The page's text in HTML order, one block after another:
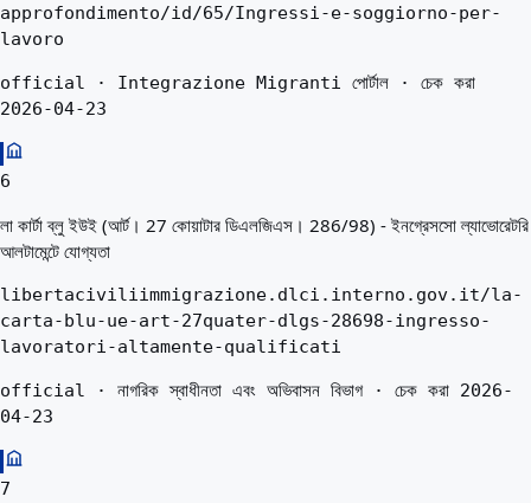
approfondimento/id/65/Ingressi-e-soggiorno-per-
lavoro
official · Integrazione Migranti পোর্টাল · চেক করা
2026-04-23
6
লা কার্টা ব্লু ইউই (আর্ট। 27 কোয়াটার ডিএলজিএস। 286/98) - ইনগ্রেসসো ল্যাভোরেটরি
আলটামেন্টে যোগ্যতা
libertaciviliimmigrazione.dlci.interno.gov.it/la-
carta-blu-ue-art-27quater-dlgs-28698-ingresso-
lavoratori-altamente-qualificati
official · নাগরিক স্বাধীনতা এবং অভিবাসন বিভাগ · চেক করা 2026-
04-23
7